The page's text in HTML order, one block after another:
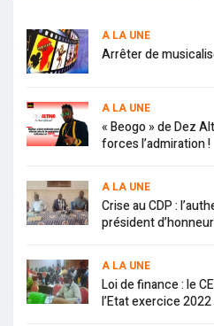
A LA UNE
Arrêter de
A LA UNE
« Beogo » de Dez
forces l’admiration !
A LA UNE
Crise au CDP :
président
A LA UNE
Loi de finance : le
l’Etat exercice